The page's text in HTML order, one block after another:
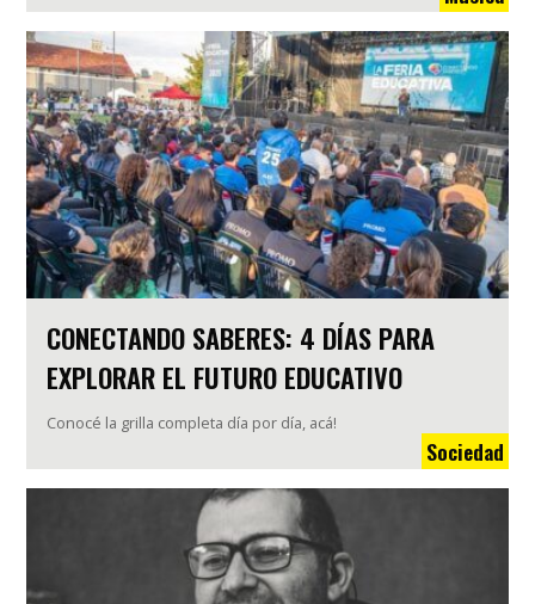
CONECTANDO SABERES: 4 DÍAS PARA
EXPLORAR EL FUTURO EDUCATIVO
Conocé la grilla completa día por día, acá!
Sociedad